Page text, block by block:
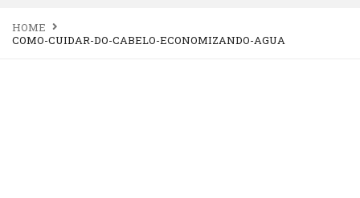
HOME
COMO-CUIDAR-DO-CABELO-ECONOMIZANDO-AGUA